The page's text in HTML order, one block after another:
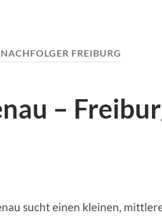
FREIBURG
–
sucht einen kleinen,